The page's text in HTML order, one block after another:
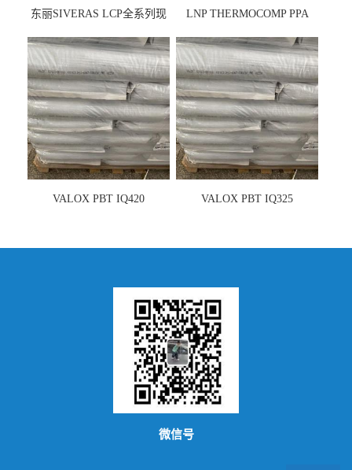
东丽SIVERAS LCP全系列现
LNP THERMOCOMP PPA
VALOX PBT IQ420 VALOX PBT IQ325
微信号